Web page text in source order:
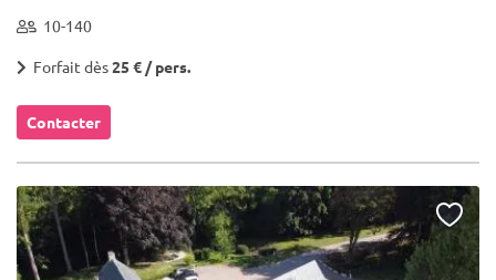
10-140
Forfait dès25 € / pers.
Contacter